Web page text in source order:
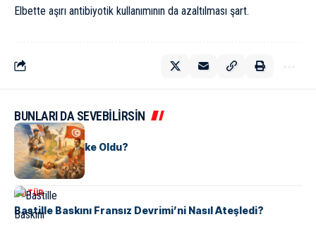
Elbette aşırı antibiyotik kullanımının da azaltılması şart.
BUNLARI DA SEVEBİLİRSİN
KÜLTÜR
Tunus Nasıl Ülke Oldu?
KÜLTÜR
Bastille Baskını Fransız Devrimi’ni Nasıl Ateşledi?